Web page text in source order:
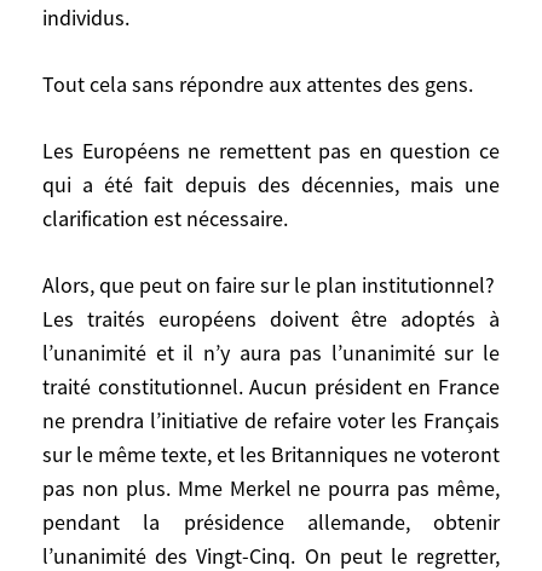
individus.
Tout cela sans répondre aux attentes des gens.
Les Européens ne remettent pas en question ce
qui a été fait depuis des décennies, mais une
clarification est nécessaire.
Alors, que peut on faire sur le plan institutionnel?
Les traités européens doivent être adoptés à
l’unanimité et il n’y aura pas l’unanimité sur le
traité constitutionnel. Aucun président en France
ne prendra l’initiative de refaire voter les Français
sur le même texte, et les Britanniques ne voteront
pas non plus. Mme Merkel ne pourra pas même,
pendant la présidence allemande, obtenir
l’unanimité des Vingt-Cinq. On peut le regretter,
l’Europe et donc de ses frontières; Le choix
Le point d’équilibre entre la flexibilité, sans
sécurité à laquelle ont droit les individus.
Les Européens ne remettent pas en
question ce qui a été fait depuis des
décennies, mais une clarification est
nécessaire.
Alors, que peut on faire sur le plan
institutionnel?
Les traités européens doivent être adoptés
à l’unanimité et il n’y aura pas l’unanimité